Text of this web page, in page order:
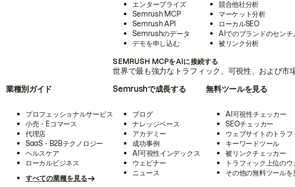
エンタープライズ
Semrush MCP
Semrush API
Semrushのデータ
デモを申し込む
競合他社分析
マーケット分析
ローカルSEO
AIでのブランドのセンチ
被リンク分析
SEMRUSH MCPをAIに接続する
世界で最も強力なトラフィック、可視性、および
業種別ガイド
プロフェッショナルサービス
小売・Eコマース
代理店
SaaS・B2Bテクノロジー
ヘルスケア
ローカルビジネス
すべての業種を見る
Semrushで成長する
ブログ
ナレッジベース
アカデミー
成功事例
AI可視性インデックス
ウェビナー
ニュース
無料ツールを見る
AI可視性チェッカー
SEOチェッカー
ウェブサイトのトラ
キーワードツール
被リンクチェッカー
トラフィック上位の
その他の無料ツールを